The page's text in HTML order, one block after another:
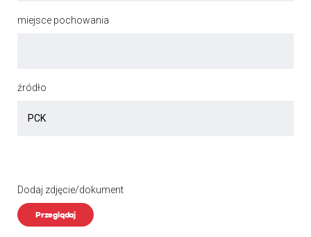
miejsce pochowania
źródło
Dodaj zdjęcie/dokument
Przeglądaj